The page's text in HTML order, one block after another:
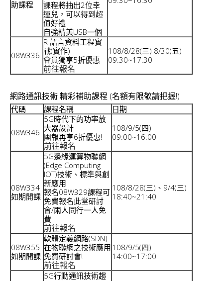
助課程
課程將抽出2位幸
運兒，可以得到超
值好禮
自強精美USB一個
08W336
R 語言資料工程實
戰(實作)
會員獨享5折優惠
前往報名
108/8/28(三) 8/30(五)
09:30~17:30
網路通訊技術 精彩補助課程 (名額有限敬請把握!)
代碼 課程名稱 日期
08W346
5G時代下的功率放
大器設計
團報再享6折優惠!
前往報名
108/9/5(四)
09:00~16:00
08W334
如期開課
5G邊緣運算物聯網
(Edge Computing
IOT)技術、標準與創
新應用
報名08W329課程可
免費報名此堂研討
會/兩人同行一人免
費
前往報名
108/8/28(三)、9/4(三)
18:40~21:40
08W355
如期開課
軟體定義網路(SDN)
在物聯網之技術應用
免費研討會!
前往報名
108/9/5(四)
14:00~17:00
5G行動通訊技術趨